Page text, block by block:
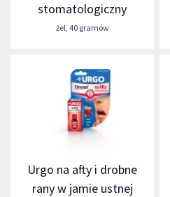
stomatologiczny
żel, 40 gramów
Urgo na afty i drobne
rany w jamie ustnej